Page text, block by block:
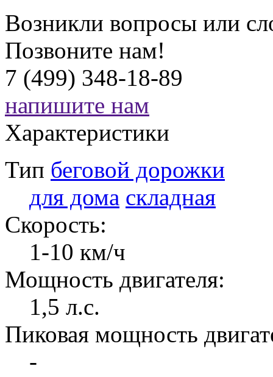
Возникли вопросы или
Позвоните нам!
7 (499) 348-18-89
напишите нам
Характеристики
Тип беговой дорожки
для дома складная
Скорость:
1-10 км/ч
Мощность двигателя:
1,5 л.с.
Пиковая мощность
-